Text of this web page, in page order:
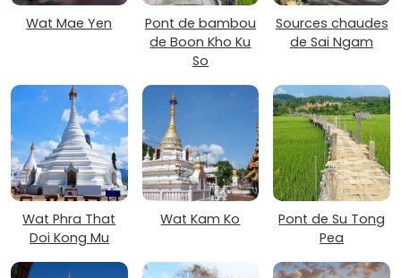
Wat Mae Yen
Pont de bambou
de Boon Kho Ku
So
Sources chaudes
de Sai Ngam
Wat Phra That
Doi Kong Mu
Wat Kam Ko
Pont de Su Tong
Pea